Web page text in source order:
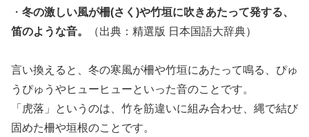
・ 冬の激しい風が柵(さく)や竹垣に吹きあたって発する、
笛のような音。
（出典：精選版 日本国語大辞典）
言い換えると、冬の寒風が柵や竹垣にあたって鳴る、ぴゅ
うぴゅうやヒューヒューといった音のことです。
「虎落」というのは、竹を筋違いに組み合わせ、縄で結び
固めた柵や垣根のことです。